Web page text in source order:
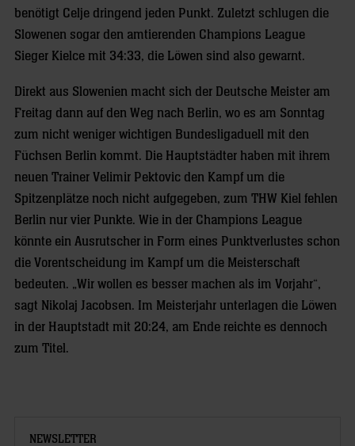
benötigt Celje dringend jeden Punkt. Zuletzt schlugen die
Slowenen sogar den amtierenden Champions League
Sieger Kielce mit 34:33, die Löwen sind also gewarnt.
Direkt aus Slowenien macht sich der Deutsche Meister am
Freitag dann auf den Weg nach Berlin, wo es am Sonntag
zum nicht weniger wichtigen Bundesligaduell mit den
Füchsen Berlin kommt. Die Hauptstädter haben mit ihrem
neuen Trainer Velimir Pektovic den Kampf um die
Spitzenplätze noch nicht aufgegeben, zum THW Kiel fehlen
Berlin nur vier Punkte. Wie in der Champions League
könnte ein Ausrutscher in Form eines Punktverlustes schon
die Vorentscheidung im Kampf um die Meisterschaft
bedeuten. „Wir wollen es besser machen als im Vorjahr“,
sagt Nikolaj Jacobsen. Im Meisterjahr unterlagen die Löwen
in der Hauptstadt mit 20:24, am Ende reichte es dennoch
zum Titel.
NEWSLETTER